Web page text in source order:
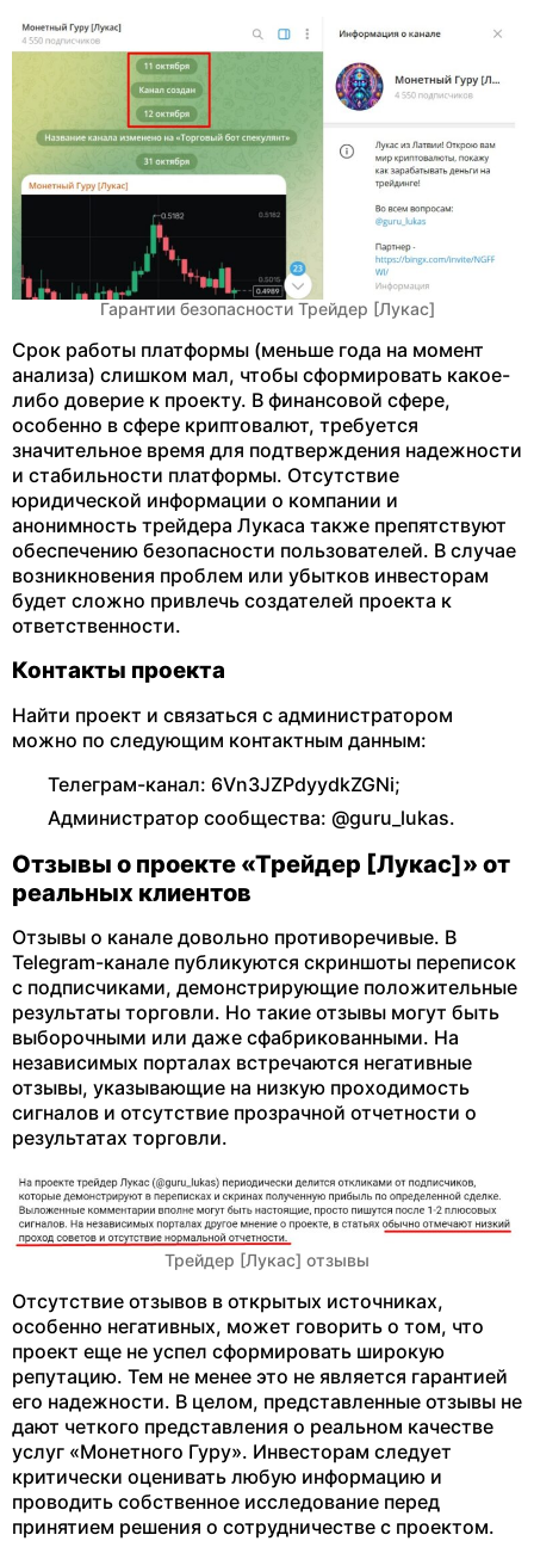
Гарантии безопасности Трейдер [Лукас]
Срок работы платформы (меньше года на момент
анализа) слишком мал, чтобы сформировать какое-
либо доверие к проекту. В финансовой сфере,
особенно в сфере криптовалют, требуется
значительное время для подтверждения надежности
и стабильности платформы. Отсутствие
юридической информации о компании и
анонимность трейдера Лукаса также препятствуют
обеспечению безопасности пользователей. В случае
возникновения проблем или убытков инвесторам
будет сложно привлечь создателей проекта к
ответственности.
Контакты проекта
Найти проект и связаться с администратором
можно по следующим контактным данным:
Телеграм-канал: 6Vn3JZPdyydkZGNi;
Администратор сообщества: @guru_lukas.
Отзывы о проекте «Трейдер [Лукас]» от
реальных клиентов
Отзывы о канале довольно противоречивые. В
Telegram-канале публикуются скриншоты переписок
с подписчиками, демонстрирующие положительные
результаты торговли. Но такие отзывы могут быть
выборочными или даже сфабрикованными. На
независимых порталах встречаются негативные
отзывы, указывающие на низкую проходимость
сигналов и отсутствие прозрачной отчетности о
результатах торговли.
Трейдер [Лукас] отзывы
Отсутствие отзывов в открытых источниках,
особенно негативных, может говорить о том, что
проект еще не успел сформировать широкую
репутацию. Тем не менее это не является гарантией
его надежности. В целом, представленные отзывы не
дают четкого представления о реальном качестве
услуг «Монетного Гуру». Инвесторам следует
критически оценивать любую информацию и
проводить собственное исследование перед
принятием решения о сотрудничестве с проектом.